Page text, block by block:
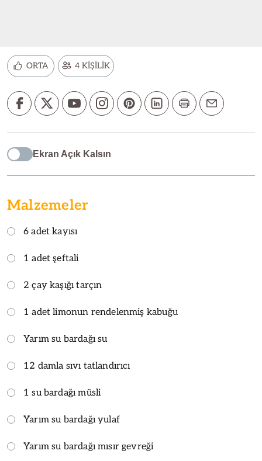
ORTA 4 KİŞİLİK
Ekran Açık Kalsın
Malzemeler
6 adet kayısı
1 adet şeftali
2 çay kaşığı tarçın
1 adet limonun rendelenmiş kabuğu
Yarım su bardağı su
12 damla sıvı tatlandırıcı
1 su bardağı müsli
Yarım su bardağı yulaf
Yarım su bardağı mısır gevreği